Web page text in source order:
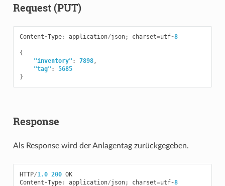
Request (PUT)
Content-Type: application/json; charset=utf-8
{
"inventory" : 7898,
"tag" :
5685
}
Response
Als Response wird der Anlagentag zurückgegeben.
HTTP/1.0 200 OK
Content-Type: application/json; charset=utf-8